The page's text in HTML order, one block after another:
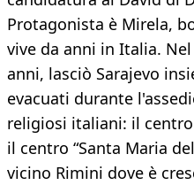
Protagonista è Mirela,
vive da anni in Italia.
anni, lasciò Sarajevo
evacuati durante
religiosi italiani: il centro
il centro “Santa Maria
vicino Rimini dove è